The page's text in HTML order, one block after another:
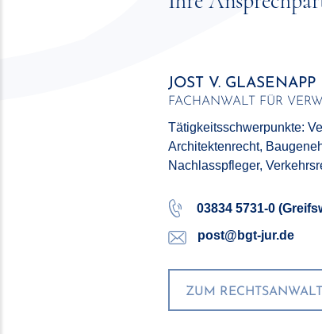
JOST V. GLASENAPP
FACHANWALT FÜR
Tätigkeitsschwerpunkte:
Architektenrecht,
Nachlass­pfleger,
03834 5731-0
post@bgt-jur.de
ZUM RECHTSANWALT